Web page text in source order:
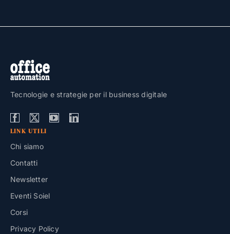
Tecnologie e strategie per il business digitale
LINK UTILI
Chi siamo
Contatti
Newsletter
Eventi Soiel
Corsi
Privacy Policy